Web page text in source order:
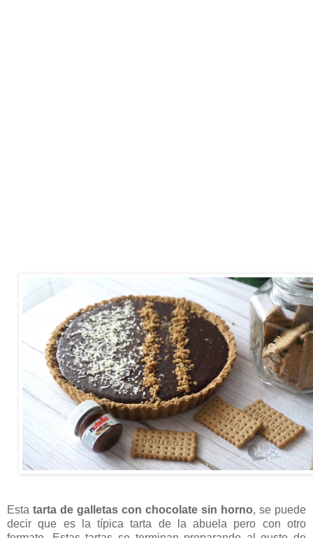
Esta tarta de galletas con chocolate sin horno, se puede
decir que es la típica tarta de la abuela pero con otro